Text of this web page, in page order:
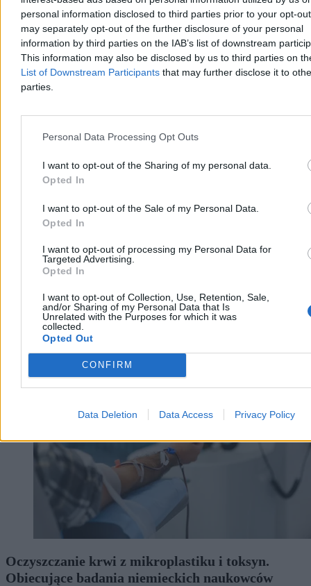
personal information disclosed to third parties prior to your opt-
may separately opt-out of the further disclosure of your personal
information by third parties on the IAB’s list of downstream
This information may also be disclosed by us to third parties on
List of Downstream Participants that may further disclose it to
parties.
Personal Data Processing Opt Outs
I want to opt-out of the Sharing of my personal data.
Opted In
I want to opt-out of the Sale of my Personal Data.
Opted In
I want to opt-out of processing my Personal Data for
Targeted Advertising.
Opted In
I want to opt-out of Collection, Use, Retention, Sale,
and/or Sharing of my Personal Data that Is
Unrelated with the Purposes for which it was
collected.
Opted Out
CONFIRM
Data Deletion Data Access Privacy Policy
Resort finansów szykuje mocniejsze uderzenie w słodzone napoje, a
eksperci medyczni dają projektowi zielone światło. Polskie
Towarzystwo Otyłości Dziecięcej apeluje jednak, by stawki opłaty
cukrowej waloryzować co roku, a zebrane pieniądze przeznaczyć
bezpośrednio na systemowe leczenie najmłodszych pacjentów.
Zdrowie
Oczyszczanie krwi z mikroplastiku i toksyn.
Obiecujące badania niemieckich naukowców